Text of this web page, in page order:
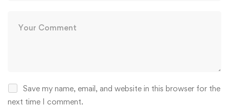
Save my name, email, and website in this browser for the
next time I comment.